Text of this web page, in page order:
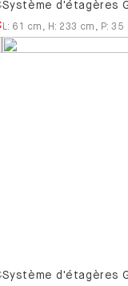
Système d'étagères
L: 61 cm , H : 233 cm , P:35
Système d'étagères